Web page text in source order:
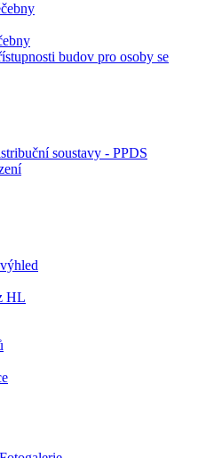
budov pro osoby se
soustavy - PPDS
HL